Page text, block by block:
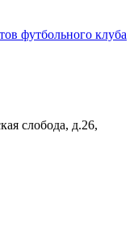
слобода, д.26,